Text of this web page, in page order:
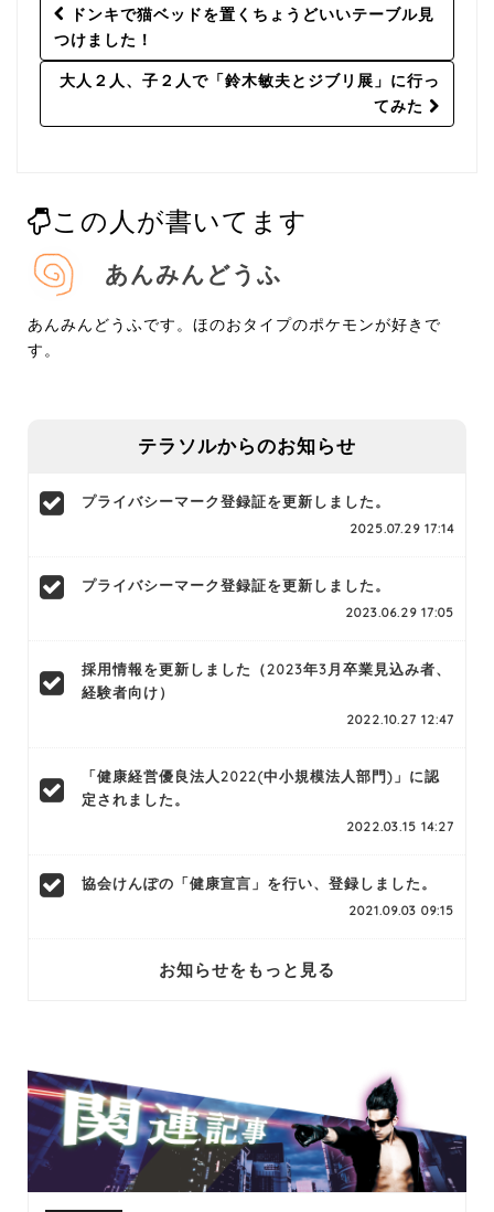
Post
navigation
ドンキで猫ベッドを置くちょうどいいテーブル見
つけました！
大人２人、子２人で「鈴木敏夫とジブリ展」に行っ
てみた
この人が書いてます
あんみんどうふ
あんみんどうふです。ほのおタイプのポケモンが好きで
す。
テラソルからのお知らせ
プライバシーマーク登録証を更新しました。
2025.07.29 17:14
プライバシーマーク登録証を更新しました。
2023.06.29 17:05
採用情報を更新しました（2023年3月卒業見込み者、
経験者向け）
2022.10.27 12:47
「健康経営優良法人2022(中小規模法人部門)」に認
定されました。
2022.03.15 14:27
協会けんぽの「健康宣言」を行い、登録しました。
2021.09.03 09:15
お知らせをもっと見る